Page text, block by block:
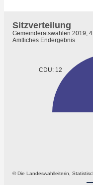
CDU: 12
© Die Landeswahlleiterin,
Sitzverteilung
Gemeinderatswahlen 2019,
Amtliches Endergebnis